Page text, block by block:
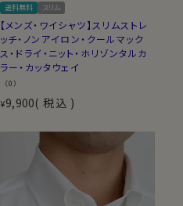
送料無料 スリム
【メンズ・ワイシャツ】スリムストレ
ッチ・ノンアイロン・クールマック
ス・ドライ・ニット・ホリゾンタルカ
ラー・カッタウェイ
（0）
¥9,900 税込